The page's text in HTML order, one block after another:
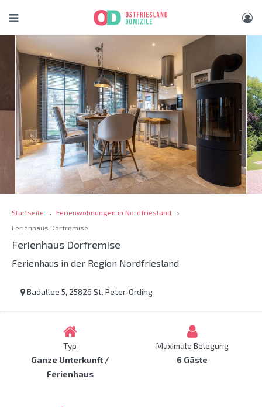
Startseite
Ferienwohnungen in Nordfriesland
Ferienhaus Dorfremise
Ferienhaus Dorfremise
Ferienhaus in der Region Nordfriesland
Badallee 5, 25826 St. Peter-Ording
Typ
Ganze Unterkunft /
Ferienhaus
Maximale Belegung
6 Gäste